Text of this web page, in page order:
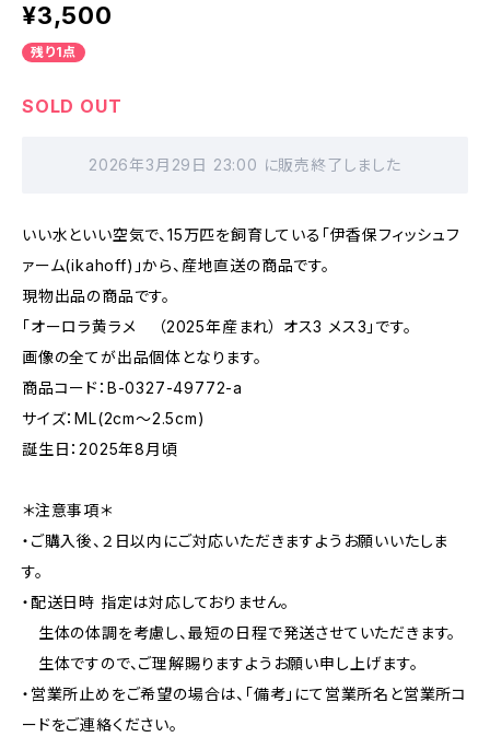
¥3,500
残り1点
SOLD OUT
2026年3月29日 23:00 に販売終了しました
いい水といい空気で、15万匹を飼育している「伊香保フィッシュフ
ァーム(ikahoff)」から、産地直送の商品です。
現物出品の商品です。
「オーロラ黄ラメ （2025年産まれ） オス3 メス3」です。
画像の全てが出品個体となります。
商品コード：B-0327-49772-a
サイズ：ML(2cm〜2.5cm)
誕生日：2025年8月頃
＊注意事項＊
・ご購入後、２日以内にご対応いただきますようお願いいたしま
す。
・配送日時 指定は対応しておりません。
生体の体調を考慮し、最短の日程で発送させていただきます。
生体ですので、ご理解賜りますようお願い申し上げます。
・営業所止めをご希望の場合は、「備考」にて営業所名と営業所コ
ードをご連絡ください。